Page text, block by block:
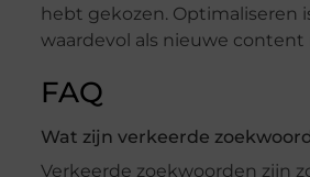
hebt gekozen. Optimaliseren
waardevol als nieuwe content
FAQ
Wat zijn verkeerde
Verkeerde zoekwoorden zijn